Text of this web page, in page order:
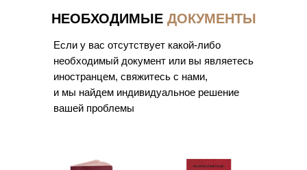
НЕОБХОДИМЫЕ ДОКУМЕНТЫ
Если у вас отсутствует какой-либо
необходимый документ или вы являетесь
иностранцем, свяжитесь с нами,
и мы найдем индивидуальное решение
вашей проблемы